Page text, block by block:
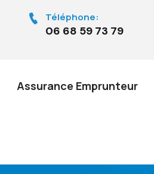
Téléphone:
06 68 59 73 79
Assurance Emprunteur